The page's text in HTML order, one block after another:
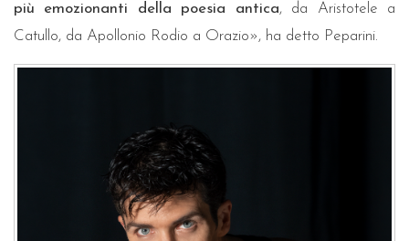
più emozionanti della poesia antica, da Aristotele a
Catullo, da Apollonio Rodio a Orazio», ha detto Peparini.